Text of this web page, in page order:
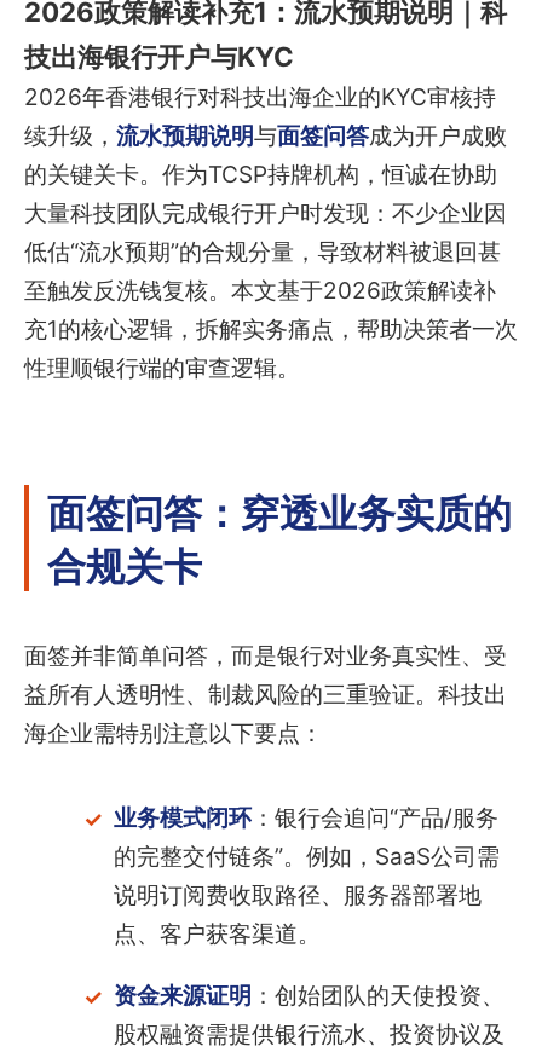
2026政策解读补充1：流水预期说明｜科
技出海银行开户与KYC
2026年香港银行对科技出海企业的KYC审核持
续升级， 流水预期说明与面签问答成为开户成败
的关键关卡。作为TCSP持牌机构，恒诚在协助
大量科技团队完成银行开户时发现：不少企业因
低估“流水预期”的合规分量，导致材料被退回甚
至触发反洗钱复核。本文基于2026政策解读补
充1的核心逻辑，拆解实务痛点，帮助决策者一次
性理顺银行端的审查逻辑。
面签问答：穿透业务实质的
合规关卡
面签并非简单问答，而是银行对业务真实性、受
益所有人透明性、制裁风险的三重验证。科技出
海企业需特别注意以下要点：
业务模式闭环：银行会追问“产品/服务
的完整交付链条”。例如，SaaS公司需
说明订阅费收取路径、服务器部署地
点、客户获客渠道。
资金来源证明 ：创始团队的天使投资、
股权融资需提供银行流水、投资协议及